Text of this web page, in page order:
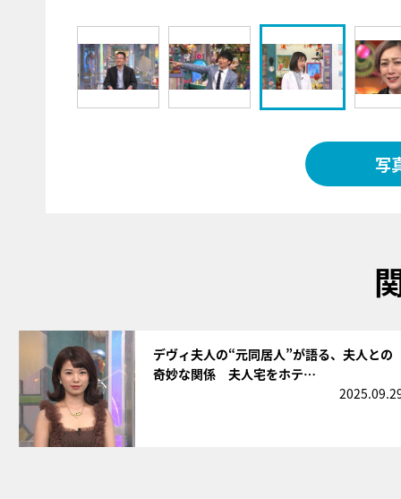
写
デヴィ夫人の“元同居人”が語る、夫人との
奇妙な関係 夫人宅をホテ…